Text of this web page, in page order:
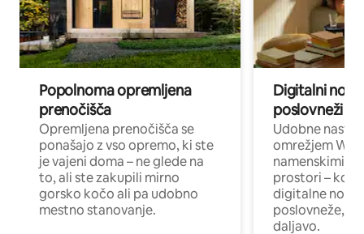
Popolnoma opremljena
prenočišča
Opremljena prenočišča se
ponašajo z vso opremo, ki ste
je vajeni doma – ne glede na
to, ali ste zakupili mirno
gorsko kočo ali pa udobno
mestno stanovanje.
Digitalni
poslovneži
Udobne
omrežjem Wi-
namenskimi
prostori – kot
digitalne
poslovneže, ki
daljavo.